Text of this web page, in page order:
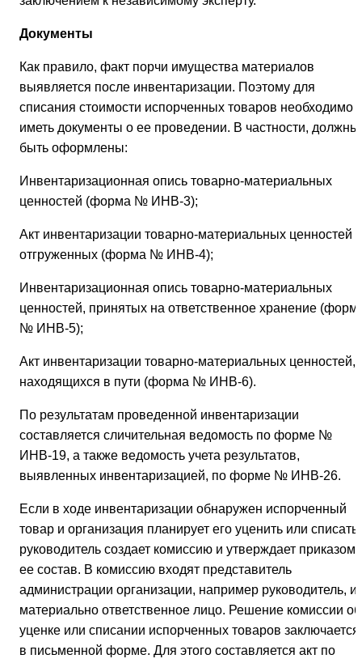
Документы
Как правило, факт порчи имущества материалов
выявляется после инвентаризации. Поэтому для
списания стоимости испорченных товаров необходимо
иметь документы о ее проведении. В частности, должны
быть оформлены:
Инвентаризационная опись товарно-материальных
ценностей (форма № ИНВ-3);
Акт инвентаризации товарно-материальных ценностей
отгруженных (форма № ИНВ-4);
Инвентаризационная опись товарно-материальных
ценностей, принятых на ответственное хранение
№ ИНВ-5);
Акт инвентаризации товарно-материальных ценностей,
находящихся в пути (форма № ИНВ-6).
По результатам проведенной инвентаризации
составляется сличительная ведомость по форме №
ИНВ-19, а также ведомость учета результатов,
выявленных инвентаризацией, по форме № ИНВ-26.
Если в ходе инвентаризации обнаружен испорченный
товар и организация планирует его уценить или списать,
руководитель создает комиссию и утверждает приказом
ее состав. В комиссию входят представитель
администрации организации, например руководитель, и
материально ответственное лицо. Решение комиссии об
уценке или списании испорченных товаров заключается
в письменной форме. Для этого составляется акт по